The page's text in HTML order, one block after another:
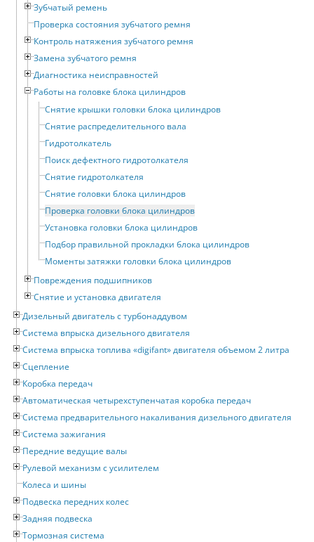
Зубчатый ремень
Проверка состояния зубчатого ремня
Контроль натяжения зубчатого ремня
Замена зубчатого ремня
Диагностика неисправностей
Работы на головке блока цилиндров
Снятие крышки головки блока цилиндров
Снятие распределительного вала
Гидротолкатель
Поиск дефектного гидротолкателя
Снятие гидротолкателя
Снятие головки блока цилиндров
Проверка головки блока цилиндров
Установка головки блока цилиндров
Подбор правильной прокладки блока цилиндров
Моменты затяжки головки блока цилиндров
Повреждения подшипников
Снятие и установка двигателя
Дизельный двигатель с турбонаддувом
Система впрыска дизельного двигателя
Система впрыска топлива «digifant» двигателя объемом 2 литра
Сцепление
Коробка передач
Автоматическая четырехступенчатая коробка передач
Система предварительного накаливания дизельного двигателя
Система зажигания
Передние ведущие валы
Рулевой механизм с усилителем
Колеса и шины
Подвеска передних колес
Задняя подвеска
Тормозная система